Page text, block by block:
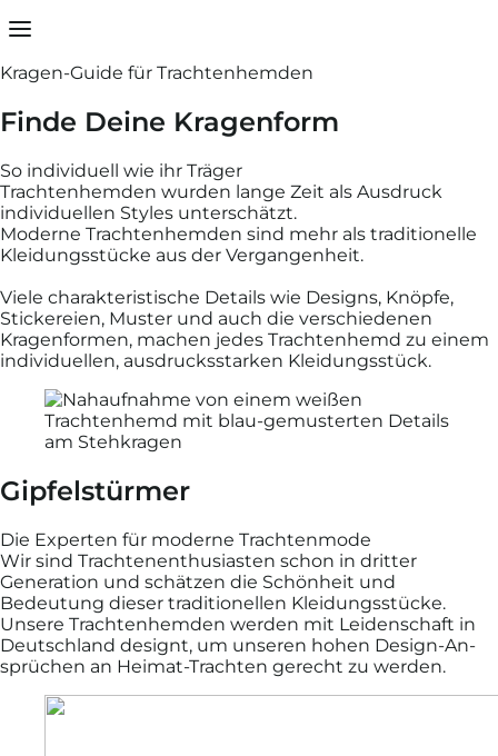
Kragen-Guide für Trachtenhemden
Finde Deine Kragenform
So individuell wie ihr Träger
Trachtenhemden wurden lange Zeit als Ausdruck
individuellen Styles unterschätzt.
Moderne Trachtenhemden sind mehr als traditionelle
Kleidungsstücke aus der Vergangenheit.
Viele charakteristische Details wie Designs, Knöpfe,
Stickereien, Muster und auch die verschiedenen
Kragenformen, machen jedes Trachtenhemd zu einem
individuellen, ausdrucksstarken Kleidungsstück.
Gipfelstürmer
Die Experten für moderne Trachtenmode
Wir sind Trachten­enthu­si­asten schon in dritter
Generation und schätzen die Schönheit und
Bedeutung dieser tradi­tionellen Klei­dungs­stücke.
Unsere Trachten­hemden werden mit Leidenschaft in
Deutsch­land designt, um unseren hohen Design-An­
sprüch­en an Heimat­-Trachten gerecht zu werden.
Sobald Du Artikel in Deinen Warenkorb gelegt hast,
diese hier.
Weiter einkaufen
Schließen